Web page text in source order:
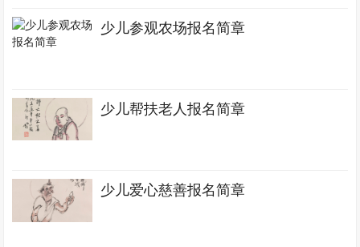
少儿参观农场报名简章
少儿帮扶老人报名简章
少儿爱心慈善报名简章